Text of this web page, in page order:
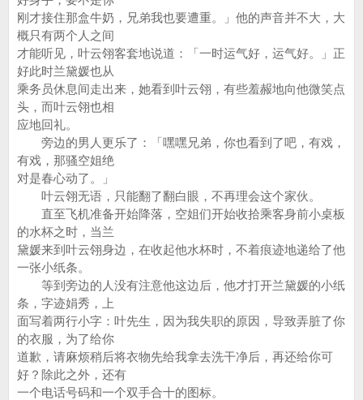
刚才接住那盒牛奶，兄弟我也要遭重。」他的声音并不大，大
概只有两个人之间
才能听见，叶云翎客套地说道：「一时运气好，运气好。」正
好此时兰黛媛也从
乘务员休息间走出来，她看到叶云翎，有些羞赧地向他微笑点
头，而叶云翎也相
应地回礼。
旁边的男人更乐了：「嘿嘿兄弟，你也看到了吧，有戏，
有戏，那骚空姐绝
对是春心动了。」
叶云翎无语，只能翻了翻白眼，不再理会这个家伙。
直至飞机准备开始降落，空姐们开始收拾乘客身前小桌板
的水杯之时，当兰
黛媛来到叶云翎身边，在收起他水杯时，不着痕迹地递给了他
一张小纸条。
等到旁边的人没有注意他这边后，他才打开兰黛媛的小纸
条，字迹娟秀，上
面写着两行小字：叶先生，因为我失职的原因，导致弄脏了你
的衣服，为了给你
道歉，请麻烦稍后将衣物先给我拿去洗干净后，再还给你可
好？除此之外，还有
一个电话号码和一个双手合十的图标。